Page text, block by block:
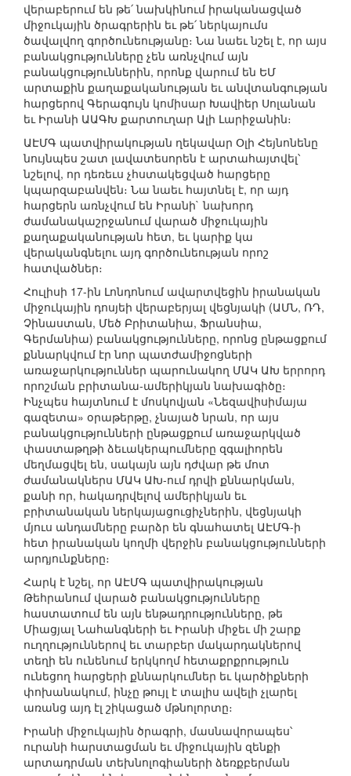
վերաբերում են թե՛ նախկինում իրականացված
միջուկային ծրագրերին եւ թե՛ ներկայումս
ծավալվող գործունեությանը։ Նա նաեւ նշել է, որ այս
բանակցությունները չեն առնչվում այն
բանակցություններին, որոնք վարում են ԵՄ
արտաքին քաղաքականության եւ անվտանգության
հարցերով Գերագույն կոմիսար Խավիեր Սոլանան
եւ Իրանի ԱԱԳԽ քարտուղար Ալի Լարիջանին։
ԱԷՄԳ պատվիրակության ղեկավար Օլի Հեյնոնենը
նույնպես շատ լավատեսորեն է արտահայտվել՝
նշելով, որ դեռեւս չհստակեցված հարցերը
կպարզաբանվեն։ Նա նաեւ հայտնել է, որ այդ
հարցերն առնչվում են Իրանի` նախորդ
ժամանակաշրջանում վարած միջուկային
քաղաքականության հետ, եւ կարիք կա
վերականգնելու այդ գործունեության որոշ
հատվածներ։
Հուլիսի 17-ին Լոնդոնում ավարտվեցին իրանական
միջուկային դոսյեի վերաբերյալ վեցնյակի (ԱՄՆ, ՌԴ,
Չինաստան, Մեծ Բրիտանիա, Ֆրանսիա,
Գերմանիա) բանակցությունները, որոնց ընթացքում
քննարկվում էր նոր պատժամիջոցների
առաջարկություններ պարունակող ՄԱԿ ԱԽ երրորդ
որոշման բրիտանա-ամերիկյան նախագիծը։
Ինչպես հայտնում է մոսկովյան «Նեզավիսիմայա
գազետա» օրաթերթը, չնայած նրան, որ այս
բանակցությունների ընթացքում առաջարկված
փաստաթղթի ձեւակերպումները զգալիորեն
մեղմացվել են, սակայն այն դժվար թե մոտ
ժամանակներս ՄԱԿ ԱԽ-ում դրվի քննարկման,
քանի որ, հակադրվելով ամերիկյան եւ
բրիտանական ներկայացուցիչներին, վեցնյակի
մյուս անդամները բարձր են գնահատել ԱԷՄԳ-ի
հետ իրանական կողմի վերջին բանակցությունների
արդյունքները։
Հարկ է նշել, որ ԱԷՄԳ պատվիրակության
Թեհրանում վարած բանակցությունները
հաստատում են այն ենթադրությունները, թե
Միացյալ Նահանգների եւ Իրանի միջեւ մի շարք
ուղղություններով եւ տարբեր մակարդակներով
տեղի են ունենում երկկողմ հետաքրքրություն
ունեցող հարցերի քննարկումներ եւ կարծիքների
փոխանակում, ինչը թույլ է տալիս ավելի չլարել
առանց այդ էլ շիկացած մթնոլորտը։
Իրանի միջուկային ծրագրի, մասնավորապես՝
ուրանի հարստացման եւ միջուկային զենքի
արտադրման տեխնոլոգիաների ձեռքբերման